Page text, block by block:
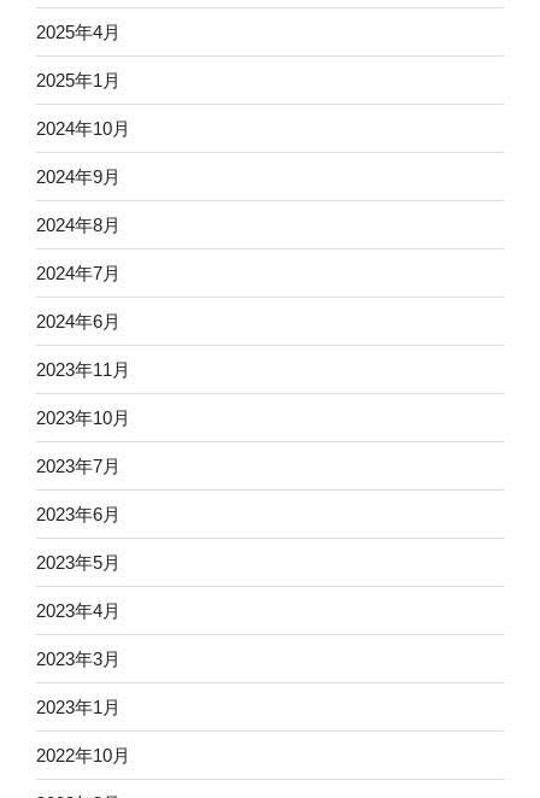
2025年4月
2025年1月
2024年10月
2024年9月
2024年8月
2024年7月
2024年6月
2023年11月
2023年10月
2023年7月
2023年6月
2023年5月
2023年4月
2023年3月
2023年1月
2022年10月